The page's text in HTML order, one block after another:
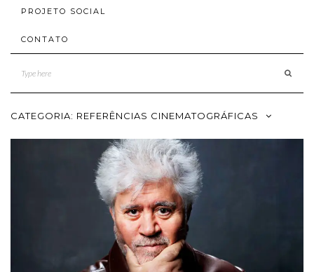
PROJETO SOCIAL
CONTATO
CATEGORIA: REFERÊNCIAS CINEMATOGRÁFICAS